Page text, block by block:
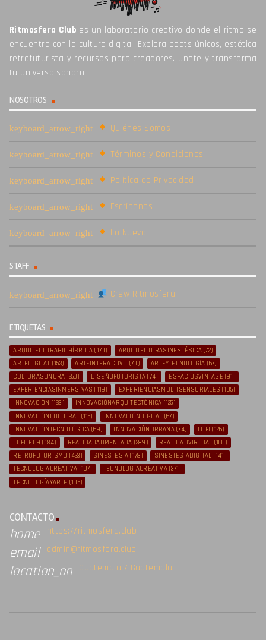
Ritmosfera Club es un laboratorio creativo donde el ritmo se
encuentra con la cultura digital. Explora beats únicos, estética
retrofuturista y recursos para creadores. Unete y transforma
tu universo sonoro.
NOSOTROS
Quiénes Somos
Términos y Condiciones
Política de Privacidad
Escríbenos
Lo Nuevo
STAFF
Crew Ritmosfera
ETIQUETAS
ARQUITECTURABIOHÍBRIDA (170) ARQUITECTURASINESTÉSICA(72)
ARTEDIGITAL(153) ARTEINTERACTIVO (70) ARTEYTECNOLOGÍA (67)
CULTURASONORA (250) DISEÑOFUTURISTA (74) ESPACIOSVINTAGE (91)
EXPERIENCIASINMERSIVAS (119) EXPERIENCIASMULTISENSORIALES (105)
INNOVACIÓN (128) INNOVACIÓNARQUITECTÓNICA (125)
INNOVACIÓNCULTURAL (115) INNOVACIÓNDIGITAL (67)
INNOVACIÓNTECNOLÓGICA (69) INNOVACIÓNURBANA(74) LOFI (126)
LOFITECH (184) REALIDADAUMENTADA (289) REALIDADVIRTUAL (160)
RETROFUTURISMO (433) SINESTESIA (178) SINESTESIADIGITAL (141)
TECNOLOGIACREATIVA (107) TECNOLOGÍACREATIVA(371)
TECNOLOGÍAYARTE (105)
CONTACTO
home https://ritmosfera.club
email admin@ritmosfera.club
location_on Guatemala / Guatemala